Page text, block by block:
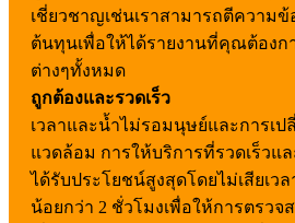
เชี่ยวชาญเช่นเราสามารถตีความ
ต้นทุนเพื่อให้ได้รายงานที่คุณต้องกา
ต่างๆทั้งหมด
ถูกต้องและรวดเร็ว
เวลาและน้ำไม่รอมนุษย์และการเ
แวดล้อม การให้บริการที่รวดเร็วแ
ได้รับประโยชน์สูงสุดโดยไม่เสียเว
น้อยกว่า 2 ชั่วโมงเพื่อให้การตรว